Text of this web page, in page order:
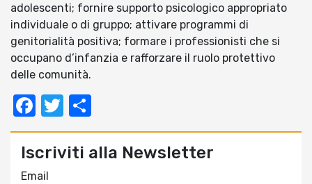
adolescenti; fornire supporto psicologico appropriato
individuale o di gruppo; attivare programmi di
genitorialità positiva; formare i professionisti che si
occupano d’infanzia e rafforzare il ruolo protettivo
delle comunità.
Facebook
Twitter
Iscriviti alla Newsletter
Email